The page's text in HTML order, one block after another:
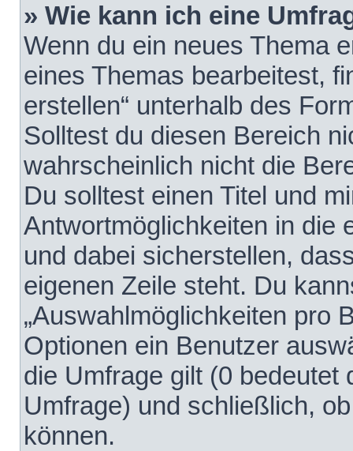
» Wie kann ich eine
Wenn du ein neues Thema
eines Themas bearbeitest,
erstellen“ unterhalb des
Solltest du diesen Bereich
wahrscheinlich nicht die
Du solltest einen Titel und
Antwortmöglichkeiten in die
und dabei sicherstellen,
eigenen Zeile steht. Du
„Auswahlmöglichkeiten pro
Optionen ein Benutzer
die Umfrage gilt (0 bedeutet
Umfrage) und schließlich,
können.